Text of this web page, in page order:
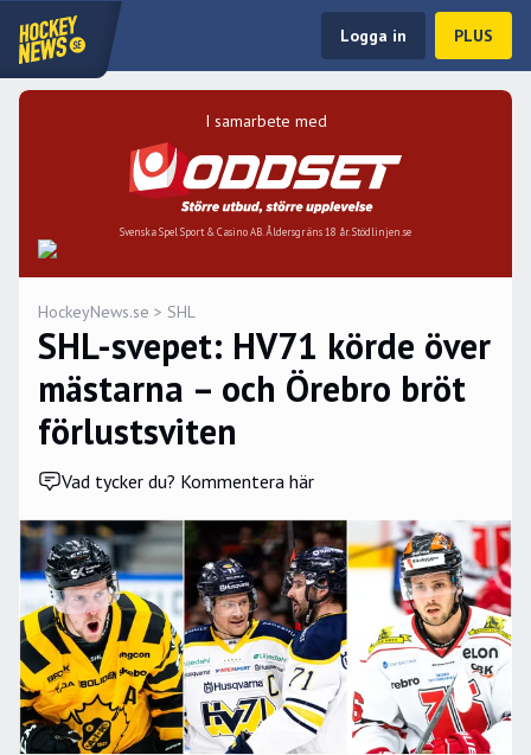
Logga in PLUS
I samarbete med
Svenska Spel Sport & Casino AB. Åldersgräns 18 år. Stödlinjen.se
HockeyNews.se > SHL
SHL-svepet: HV71 körde över
mästarna – och Örebro bröt
förlustsviten
Vad tycker du? Kommentera här